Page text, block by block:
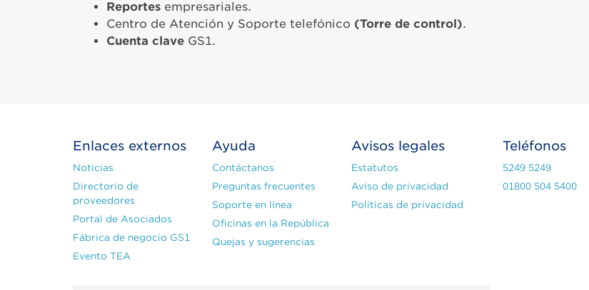
Reportes empresariales.
Centro de Atención y Soporte telefónico (Torre de control).
Cuenta clave GS1.
Enlaces externos
Noticias
Directorio de
proveedores
Portal de Asociados
Fábrica de negocio GS1
Evento TEA
Ayuda
Contáctanos
Preguntas frecuentes
Soporte en línea
Oficinas en la República
Quejas y sugerencias
Avisos legales
Estatutos
Aviso de privacidad
Políticas de privacidad
Teléfonos
5249 5249
01800 504 5400